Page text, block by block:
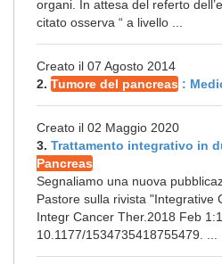
organi. In attesa del referto
citato osserva “ a livello ...
Creato il 07 Agosto 2014
2. Tumore del pancreas :
Creato il 02 Maggio 2020
3. Trattamento integrativo in
Pancreas
Segnaliamo una nuova
Pastore sulla rivista
Integr Cancer Ther.2018 Feb
10.1177/1534735418755479. ...